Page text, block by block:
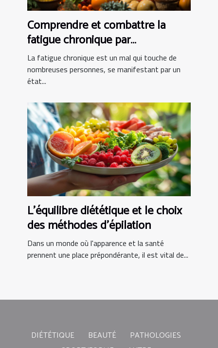
Comprendre et combattre la
fatigue chronique par
l'alimentation
La fatigue chronique est un mal qui touche de
nombreuses personnes, se manifestant par un
état...
L'équilibre diététique et le choix
des méthodes d'épilation
Dans un monde où l'apparence et la santé
prennent une place prépondérante, il est vital de...
DIÉTÉTIQUE BEAUTÉ
PATHOLOGIES